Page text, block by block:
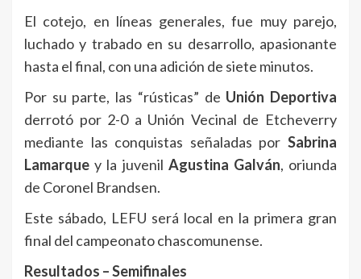
El cotejo, en líneas generales, fue muy parejo,
luchado y trabado en su desarrollo, apasionante
hasta el final, con una adición de siete minutos.
Por su parte, las “rústicas” de Unión Deportiva
derrotó por 2-0 a Unión Vecinal de Etcheverry
mediante las conquistas señaladas por Sabrina
Lamarque y la juvenil Agustina Galván, oriunda
de Coronel Brandsen.
Este sábado, LEFU será local en la primera gran
final del campeonato chascomunense.
Resultados – Semifinales